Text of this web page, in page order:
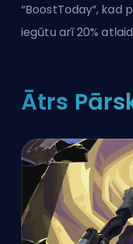
“BoostToday”, kad
iegūtu arī 20%
Ātrs